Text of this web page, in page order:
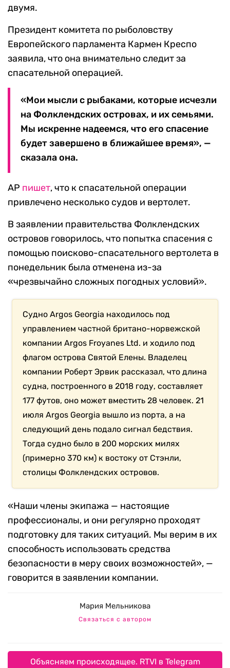
двумя.
Президент комитета по рыболовству
Европейского парламента Кармен Креспо
заявила, что она внимательно следит за
спасательной операцией.
«Мои мысли с рыбаками, которые исчезли
на Фолклендских островах, и их семьями.
Мы искренне надеемся, что его спасение
будет завершено в ближайшее время», —
сказала она.
AP пишет, что к спасательной операции
привлечено несколько судов и вертолет.
В заявлении правительства Фолклендских
островов говорилось, что попытка спасения с
помощью поисково-спасательного вертолета в
понедельник была отменена из-за
«чрезвычайно сложных погодных условий».
Судно Argos Georgia находилось под
управлением частной британо-норвежской
компании Argos Froyanes Ltd. и ходило под
флагом острова Святой Елены. Владелец
компании Роберт Эрвик рассказал, что длина
судна, построенного в 2018 году, составляет
177 футов, оно может вместить 28 человек. 21
июля Argos Georgia вышло из порта, а на
следующий день подало сигнал бедствия.
Тогда судно было в 200 морских милях
(примерно 370 км) к востоку от Стэнли,
столицы Фолклендских островов.
«Наши члены экипажа — настоящие
профессионалы, и они регулярно проходят
подготовку для таких ситуаций. Мы верим в их
способность использовать средства
безопасности в меру своих возможностей», —
говорится в заявлении компании.
Мария Мельникова
Связаться с автором
Объясняем происходящее. RTVI в Telegram